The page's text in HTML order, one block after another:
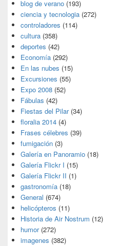
blog de verano (193)
ciencia y tecnologia (272)
controladores (114)
cultura (358)
deportes (42)
Economía (292)
En las nubes (15)
Excursiones (55)
Expo 2008 (52)
Fábulas (42)
Fiestas del Pilar(34)
floralia 2014 (4)
Frases célebres (39)
fumigación (3)
Galería en Panoramio (18)
Galería Flickr I (15)
Galería Flickr II (1)
gastronomía (18)
General (674)
helicópteros (11)
Historia de Air Nostrum (12)
humor(272)
imagenes (382)